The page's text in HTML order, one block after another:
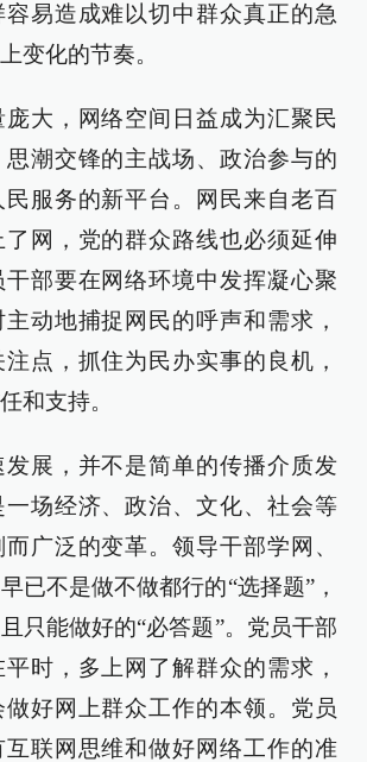
易造成难以切中群众真正的急
变化的节奏。
大，网络空间日益成为汇聚民
潮交锋的主战场、政治参与的
服务的新平台。网民来自老百
网，党的群众路线也必须延伸
部要在网络环境中发挥凝心聚
动地捕捉网民的呼声和需求，
点，抓住为民办实事的良机，
和支持。
展，并不是简单的传播介质发
场经济、政治、文化、社会等
广泛的变革。领导干部学网、
已不是做不做都行的“选择题”，
只能做好的“必答题”。党员干部
时，多上网了解群众的需求，
好网上群众工作的本领。党员
联网思维和做好网络工作的准